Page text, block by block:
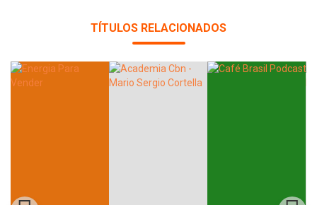
TÍTULOS RELACIONADOS